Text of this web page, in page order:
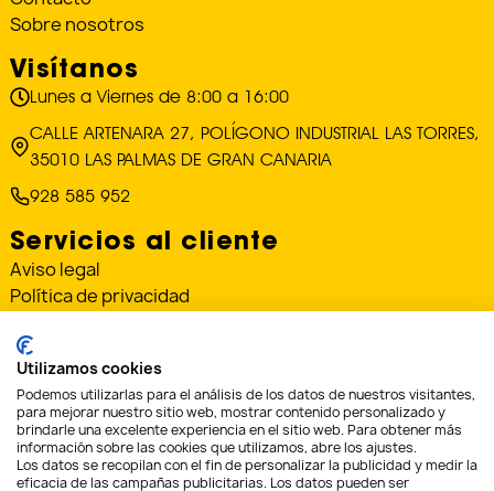
Sobre nosotros
Visítanos
Lunes a Viernes de 8:00 a 16:00
CALLE ARTENARA 27, POLÍGONO INDUSTRIAL LAS TORRES,
35010 LAS PALMAS DE GRAN CANARIA
928 585 952
Servicios al cliente
Aviso legal
Política de privacidad
Condiciones de envío y devoluciones
«Financiado por la Unión Europea – NextGenerationEU»
«Financiado por la Unión Europea – NextGenerationEU. Sin
embargo, los puntos de vista y las opiniones expresadas son
únicamente los del autor o autores y no reflejan necesariamente los
Utilizamos cookies
Podemos utilizarlas para el análisis de los datos de nuestros visitantes,
para mejorar nuestro sitio web, mostrar contenido personalizado y
brindarle una excelente experiencia en el sitio web. Para obtener más
información sobre las cookies que utilizamos, abre los ajustes.
Los datos se recopilan con el fin de personalizar la publicidad y medir la
eficacia de las campañas publicitarias. Los datos pueden ser